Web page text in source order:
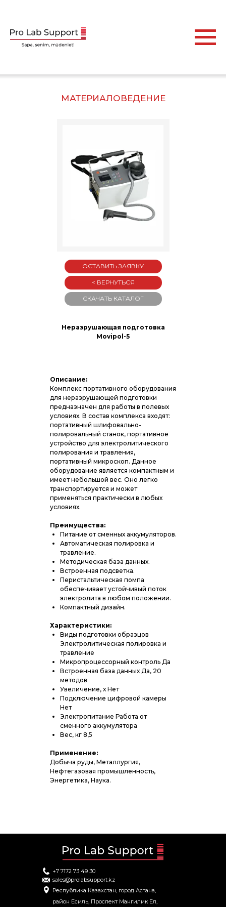
Описание:
Комплекс портативного оборудования
для неразрушающей подготовки
предназначен для работы в полевых
условиях. В состав комплекса входят:
портативный шлифовально-
полировальный станок, портативное
устройство для электролитического
полирования и травления,
портативный микроскоп. Данное
оборудование является компактным и
имеет небольшой вес. Оно легко
транспортируется и может
применяться практически в любых
условиях.
Преимущества:
Питание от сменных аккумуляторов.
Автоматическая полировка и
травление.
Методическая база данных.
Встроенная подсветка.
Перистальтическая помпа
обеспечивает устойчивый поток
электролита в любом положении.
Компактный дизайн.
Характеристики:
Виды подготовки образцов
Электролитическая полировка и
травление
Микропроцессорный контроль Да
Встроенная база данных Да, 20
методов
Увеличение, х Нет
Подключение цифровой камеры
Нет
Электропитание Работа от
сменного аккумулятора
Вес, кг 8,5
Применение:
Добыча руды, Металлургия,
Нефтегазовая промышленность,
Энергетика, Наука.
Неразрушающая подготовка
Movipol-5
ОСТАВИТЬ ЗАЯВКУ
< ВЕРНУТЬСЯ
СКАЧАТЬ КАТАЛОГ
МАТЕРИАЛОВЕДЕНИЕ
Республика Казахстан, город Астана,
район Есиль, Проспект Мангилик Ел,
+7 7172 73 49 30
sales@prolabsupport.kz